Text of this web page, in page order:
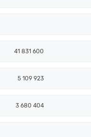
41 831 600
5 109 923
3 680 404